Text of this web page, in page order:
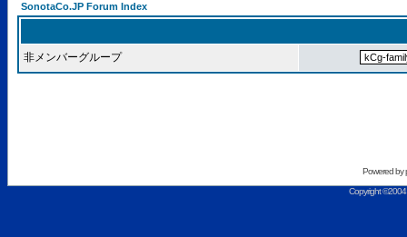
SonotaCo.JP Forum Index
非メンバーグループ
Powered by
Copyright ©2004